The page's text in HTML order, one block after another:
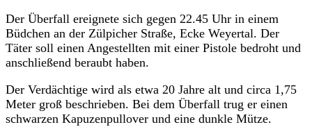
Der Überfall ereignete sich gegen 22.45 Uhr in einem
Büdchen an der Zülpicher Straße, Ecke Weyertal. Der
Täter soll einen Angestellten mit einer Pistole bedroht und
anschließend beraubt haben.
Der Verdächtige wird als etwa 20 Jahre alt und circa 1,75
Meter groß beschrieben. Bei dem Überfall trug er einen
schwarzen Kapuzenpullover und eine dunkle Mütze.